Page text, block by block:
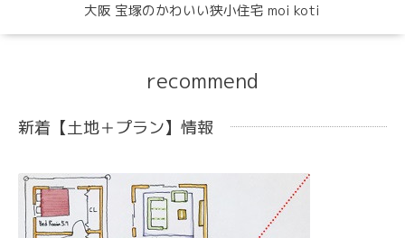
大阪 宝塚のかわいい狭小住宅 moi koti
recommend
新着【土地＋プラン】情報